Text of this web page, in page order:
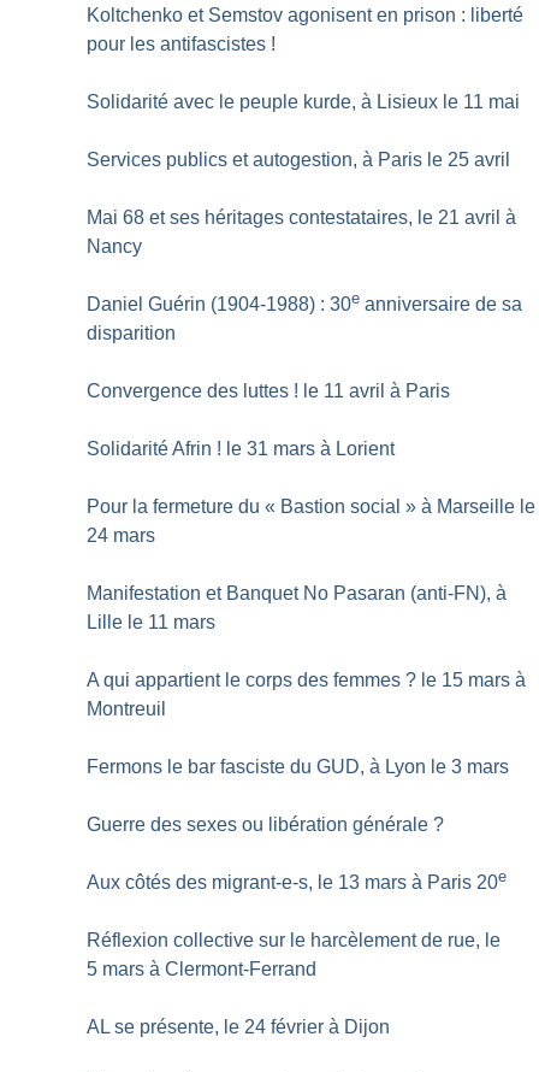
Koltchenko et Semstov agonisent en prison : liberté
pour les antifascistes !
Solidarité avec le peuple kurde, à Lisieux le 11 mai
Services publics et autogestion, à Paris le 25 avril
Mai 68 et ses héritages contestataires, le 21 avril à
Nancy
Daniel Guérin (1904-1988) : 30e anniversaire de sa
disparition
Convergence des luttes ! le 11 avril à Paris
Solidarité Afrin ! le 31 mars à Lorient
Pour la fermeture du « Bastion social » à Marseille le
24 mars
Manifestation et Banquet No Pasaran (anti-FN), à
Lille le 11 mars
A qui appartient le corps des femmes ? le 15 mars à
Montreuil
Fermons le bar fasciste du GUD, à Lyon le 3 mars
Guerre des sexes ou libération générale ?
Aux côtés des migrant-e-s, le 13 mars à Paris 20e
Réflexion collective sur le harcèlement de rue, le
5 mars à Clermont-Ferrand
AL se présente, le 24 février à Dijon